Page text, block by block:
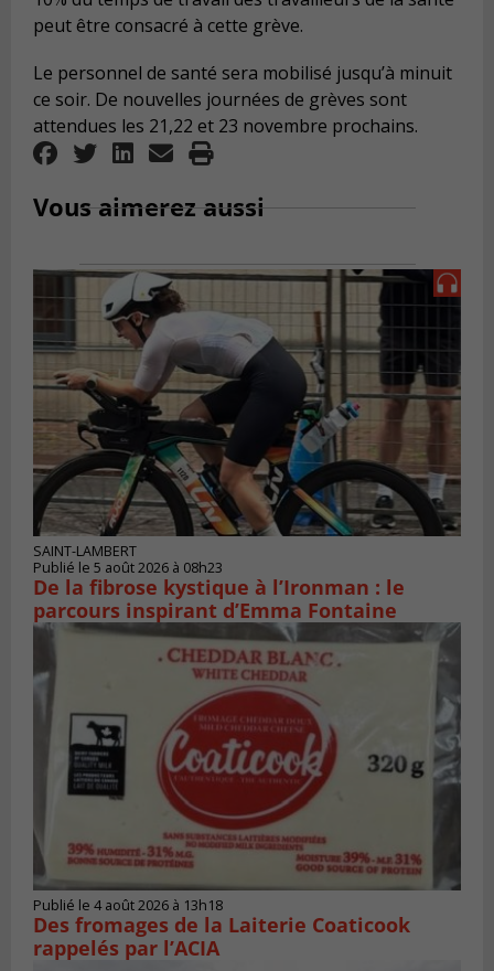
peut être consacré à cette grève.
Le personnel de santé sera mobilisé jusqu’à minuit
ce soir. De nouvelles journées de grèves sont
attendues les 21,22 et 23 novembre prochains.
Vous aimerez aussi
SAINT-LAMBERT
Publié le 5 août 2026 à 08h23
De la fibrose kystique à l’Ironman : le
parcours inspirant d’Emma Fontaine
Publié le 4 août 2026 à 13h18
Des fromages de la Laiterie Coaticook
rappelés par l’ACIA